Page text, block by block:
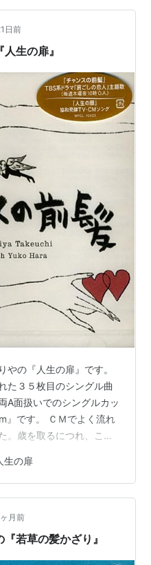
歳、どうしているのでし
ビダルのオリジナルかと
ロシアでポーランド人の
日前
生の扉』
やの『人生の扉』です。
た３５枚目のシングル曲
A面扱いでのシングルカッ
』です。 ＣＭでよく流れ
。歳を取るにつれ、この
人生の扉 作詞・曲：竹内
年を重ね 目に映る景色
ゃいでた 幼い日は遠く…
生の扉
月前
若草の髪かざり』